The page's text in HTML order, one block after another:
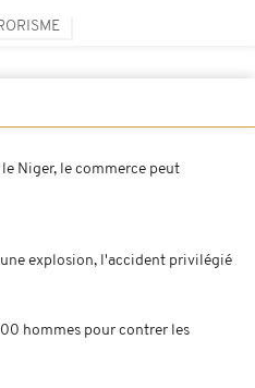
Niger, le commerce peut
explosion, l'accident privilégié
hommes pour contrer les